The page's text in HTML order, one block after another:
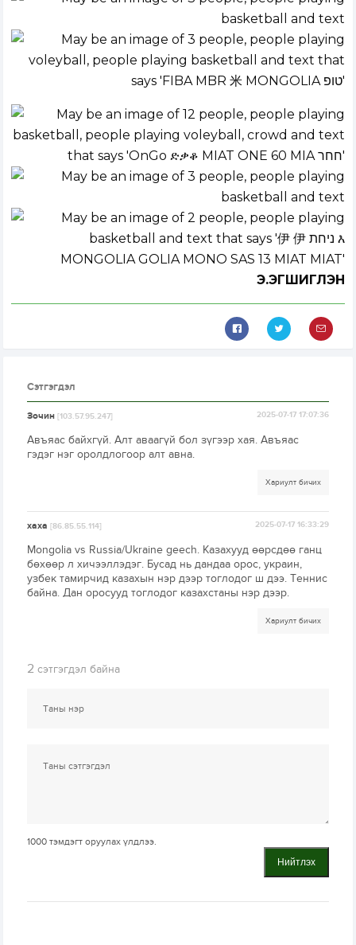
Э.ЭГШИГЛЭН
Сэтгэгдэл
Зочин[103.57.95.247] 2025-07-17 17:07:36
Авъяас байхгүй. Алт аваагүй бол зүгээр хая. Авъяас
гэдэг нэг оролдлогоор алт авна.
Хариулт бичих
хаха[86.85.55.114] 2025-07-17 16:33:29
Mongolia vs Russia/Ukraine geech. Казахууд өөрсдөө ганц
бөхөөр л хичээллэдэг. Бусад нь дандаа орос, украин,
узбек тамирчид казахын нэр дээр тоглодог ш дээ. Теннис
байна. Дан оросууд тоглодог казахстаны нэр дээр.
Хариулт бичих
2 сэтгэгдэл байна
1000 тэмдэгт оруулах үлдлээ.
Нийтлэх